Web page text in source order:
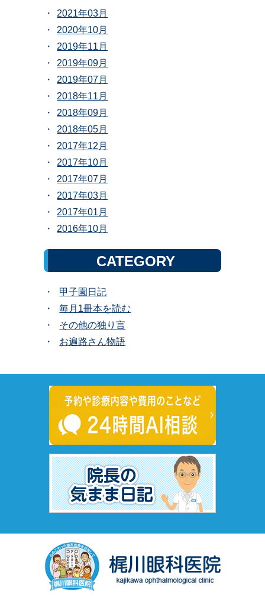
2021年03月
2020年10月
2019年11月
2019年09月
2019年07月
2018年11月
2018年09月
2018年05月
2017年12月
2017年10月
2017年07月
2017年03月
2017年01月
2016年10月
CATEGORY
甲子園日記
毎月1冊本を読む
その他の独り言
お遍路さん物語